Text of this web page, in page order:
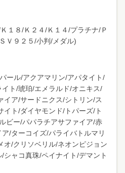
１８/Ｋ２４/Ｋ１４/プラチナ/Ｐ
Ｖ９２５/小判/メダル)
ール/アクアマリン/アパタイト/
ト/琥珀/エメラルド/オニキス/
イア/サードニクス/シトリン/ス
イト/ダイヤモンド/トパーズ/ト
ビー/パパラチアサファイア/赤
/ターコイズ/パライバトルマリ
オ/クリソベリル/ネオンピジョン
シャコ真珠/ペイナイト/デマント